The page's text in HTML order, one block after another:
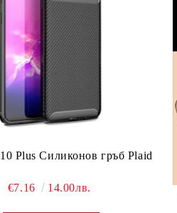
Plus Силиконов гръб Plaid
€7.16 14.00лв.